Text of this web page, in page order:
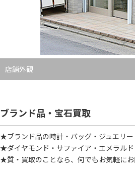
店舗外観
ブランド品・宝石買取
★ブランド品の時計・バッグ・ジュエリー
★ダイヤモンド・サファイア・エメラル
★質・買取のことなら、何でもお気軽にお